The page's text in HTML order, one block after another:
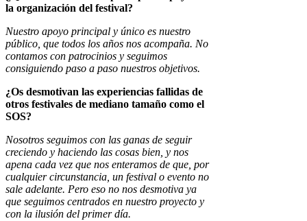
la organización del festival?
Nuestro apoyo principal y único es nuestro
público, que todos los años nos acompaña. No
contamos con patrocinios y seguimos
consiguiendo paso a paso nuestros objetivos.
¿Os desmotivan las experiencias fallidas de
otros festivales de mediano tamaño como el
SOS?
Nosotros seguimos con las ganas de seguir
creciendo y haciendo las cosas bien, y nos
apena cada vez que nos enteramos de que, por
cualquier circunstancia, un festival o evento no
sale adelante. Pero eso no nos desmotiva ya
que seguimos centrados en nuestro proyecto y
con la ilusión del primer día.